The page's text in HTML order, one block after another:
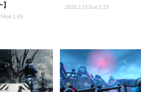
Mon 1:45
2026.2.15 Sun 1:23